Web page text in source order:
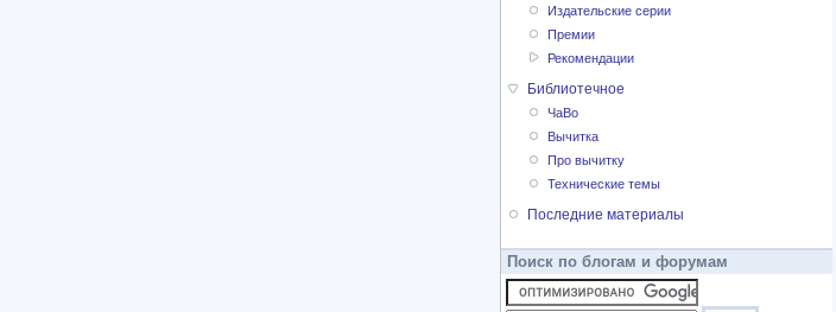
Издательские серии
Премии
Рекомендации
Библиотечное
ЧаВо
Вычитка
Про вычитку
Технические темы
Последние материалы
Поиск по блогам и форумам